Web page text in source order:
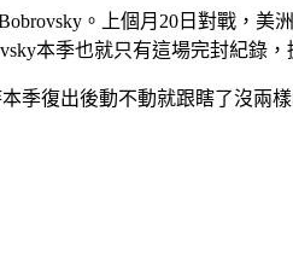
。上個月 20 日對戰，美
本季也就只有這場完封紀錄
季復出後動不動就跟瞎了沒兩